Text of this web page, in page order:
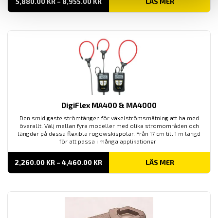
TILL
DigiFlex MA400 & MA4000
Den smidigaste strömtången för växelströmsmätning att ha med
överallt. Välj mellan fyra modeller med olika strömområden och
längder på dessa flexibla rogowskispolar. Från 17 cm till 1 m längd
för att passa i många applikationer
2,260.00 KR – 4,460.00 KRPRISINTERVALL:
TILL
LÄS MER